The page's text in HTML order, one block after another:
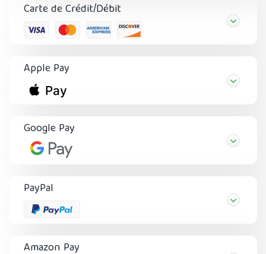
Carte de Crédit/Débit
Apple Pay
Google Pay
PayPal
Amazon Pay